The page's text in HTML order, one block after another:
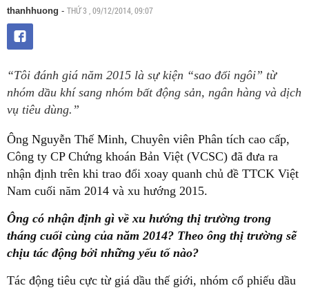
thanhhuong - THỨ 3 , 09/12/2014, 09:07
“Tôi đánh giá năm 2015 là sự kiện “sao đổi ngôi” từ
nhóm dầu khí sang nhóm bất động sản, ngân hàng và dịch
vụ tiêu dùng.”
Ông Nguyễn Thế Minh, Chuyên viên Phân tích cao cấp,
Công ty CP Chứng khoán Bản Việt (VCSC) đã đưa ra
nhận định trên khi trao đổi xoay quanh chủ đề TTCK Việt
Nam cuối năm 2014 và xu hướng 2015.
Ông có nhận định gì về xu hướng thị trường trong
tháng cuối cùng của năm 2014? Theo ông thị trường sẽ
chịu tác động bởi những yếu tố nào?
Tác động tiêu cực từ giá dầu thế giới, nhóm cổ phiếu dầu